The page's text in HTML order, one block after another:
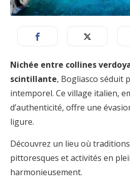
Nichée entre collines
scintillante, Bogliasco séduit
intemporel. Ce village italien,
d’authenticité, offre une
ligure.
Découvrez un lieu où
pittoresques et activités en
harmonieusement.